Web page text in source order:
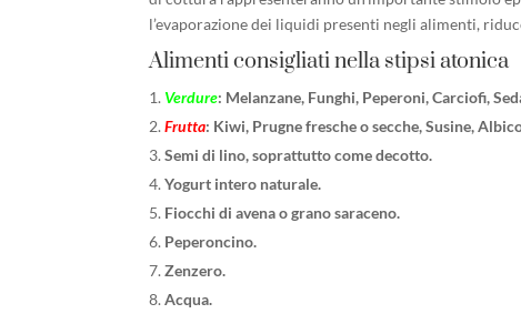
l’evaporazione dei liquidi presenti negli alimenti,
Alimenti consigliati nella stipsi atonica
Verdure: Melanzane, Funghi, Peperoni, Carciofi,
Frutta: Kiwi, Prugne fresche o secche, Susine,
Semi di lino, soprattutto come decotto.
Yogurt intero naturale.
Fiocchi di avena o grano saraceno.
Peperoncino.
Zenzero.
Acqua.